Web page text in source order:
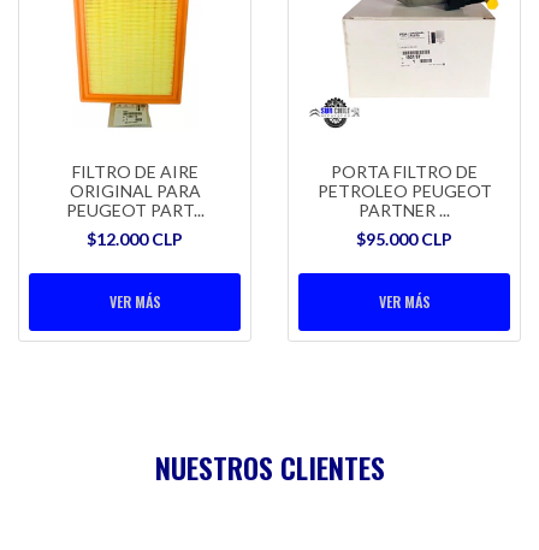
FILTRO DE AIRE
ORIGINAL PARA
PEUGEOT PART...
$12.000 CLP
VER MÁS
PORTA FILTRO DE
PETROLEO PEUGEOT
PARTNER ...
$95.000 CLP
VER MÁS
NUESTROS CLIENTES